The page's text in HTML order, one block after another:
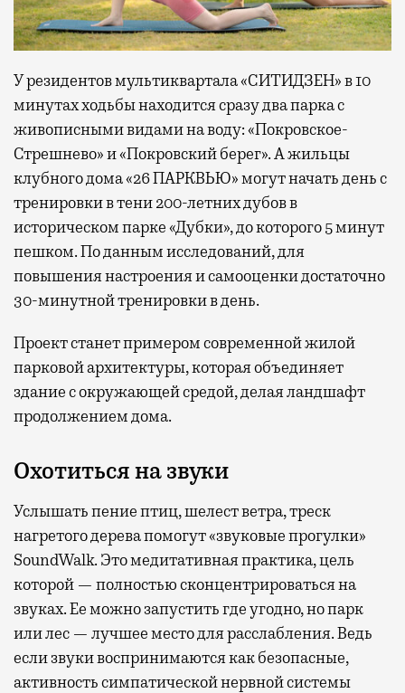
У резидентов мультиквартала «СИТИДЗЕН» в 10
минутах ходьбы находится сразу два парка с
живописными видами на воду: «Покровское-
Стрешнево» и «Покровский берег». А жильцы
клубного дома «26 ПАРКВЬЮ» могут начать день с
тренировки в тени 200-летних дубов в
историческом парке «Дубки», до которого 5 минут
пешком. По данным исследований, для
повышения настроения и самооценки достаточно
30-минутной тренировки в день.
Проект станет примером современной жилой
парковой архитектуры, которая объединяет
здание с окружающей средой, делая ландшафт
продолжением дома.
Охотиться на звуки
Услышать пение птиц, шелест ветра, треск
нагретого дерева помогут «звуковые прогулки»
SoundWalk. Это медитативная практика, цель
которой — полностью сконцентрироваться на
звуках. Ее можно запустить где угодно, но парк
или лес — лучшее место для расслабления. Ведь
если звуки воспринимаются как безопасные,
активность симпатической нервной системы